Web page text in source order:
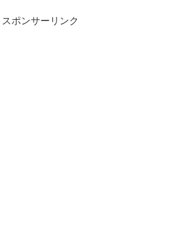
スポンサーリンク